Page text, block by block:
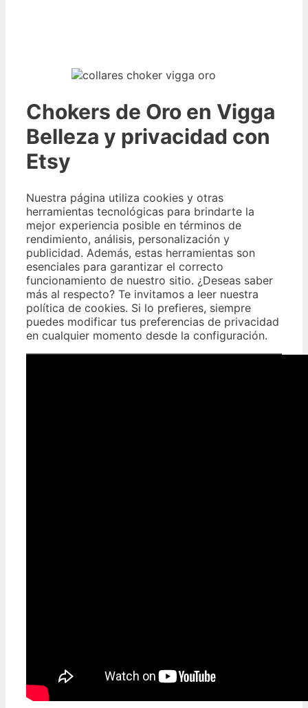
Chokers de Oro en Vigga
Belleza y privacidad con
Etsy
Nuestra página utiliza cookies y otras
herramientas tecnológicas para brindarte la
mejor experiencia posible en términos de
rendimiento, análisis, personalización y
publicidad. Además, estas herramientas son
esenciales para garantizar el correcto
funcionamiento de nuestro sitio. ¿Deseas saber
más al respecto? Te invitamos a leer nuestra
política de cookies. Si lo prefieres, siempre
puedes modificar tus preferencias de privacidad
en cualquier momento desde la configuración.